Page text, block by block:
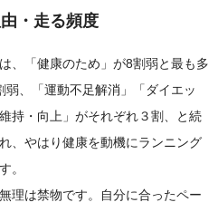
・走る頻度
、「健康のため」が8割弱と最も多
弱、「運動不足解消」「ダイエッ
持・向上」がそれぞれ３割、と続
、やはり健康を動機にランニング
。
理は禁物です。自分に合ったペー